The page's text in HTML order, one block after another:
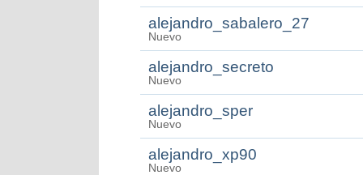
alejandro_sabalero_27
Nuevo
alejandro_secreto
Nuevo
alejandro_sper
Nuevo
alejandro_xp90
Nuevo